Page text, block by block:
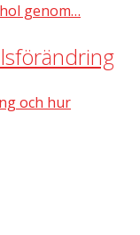
genom…
och hur